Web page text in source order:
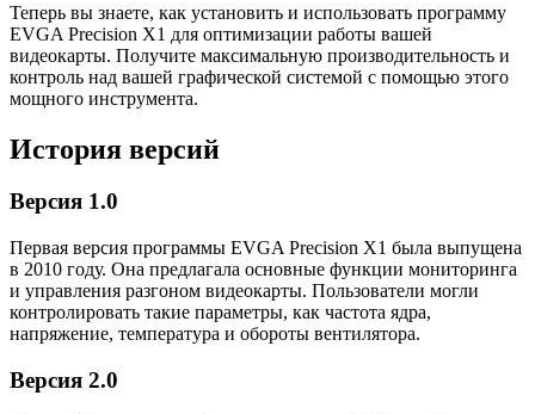
Теперь вы знаете, как установить и использовать программу
EVGA Precision X1 для оптимизации работы вашей
видеокарты. Получите максимальную производительность и
контроль над вашей графической системой с помощью этого
мощного инструмента.
История версий
Версия 1.0
Первая версия программы EVGA Precision X1 была выпущена
в 2010 году. Она предлагала основные функции мониторинга
и управления разгоном видеокарты. Пользователи могли
контролировать такие параметры, как частота ядра,
напряжение, температура и обороты вентилятора.
Версия 2.0